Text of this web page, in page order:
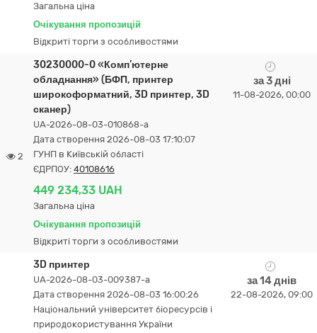
Загальна ціна
Очікування пропозицій
Відкриті торги з особливостями
2
30230000-0 «Комп’ютерне
обладнання» (БФП, принтер
широкоформатний, 3D принтер, 3D
сканер)
UA-2026-08-03-010868-a
Дата створення 2026-08-03 17:10:07
ГУНП в Київській області
ЄДРПОУ: 40108616
449 234,33 UAH
Загальна ціна
Очікування пропозицій
Відкриті торги з особливостями
за 3 дні
11-08-2026, 00:00
3D принтер
UA-2026-08-03-009387-a
Дата створення 2026-08-03 16:00:26
Національний університет біоресурсів і
природокористування України
за 14 днів
22-08-2026, 09:00